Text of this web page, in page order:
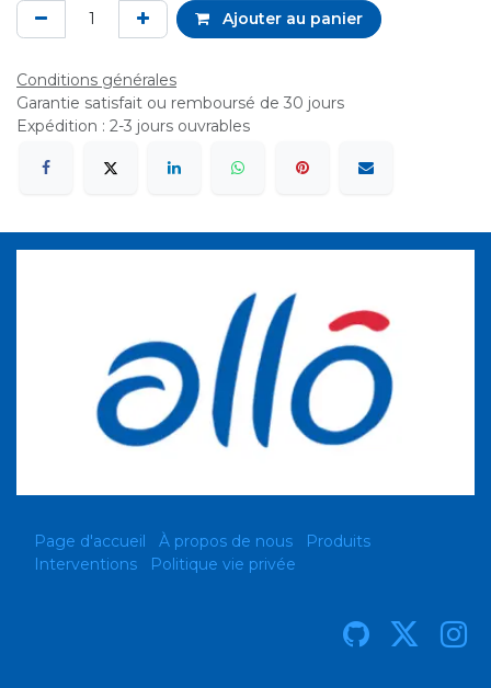
Ajouter au panier
Conditions générales
Garantie satisfait ou remboursé de 30 jours
Expédition : 2-3 jours ouvrables
Page d'accueil À propos de nous
Produits
Interventions
Politique vie privée